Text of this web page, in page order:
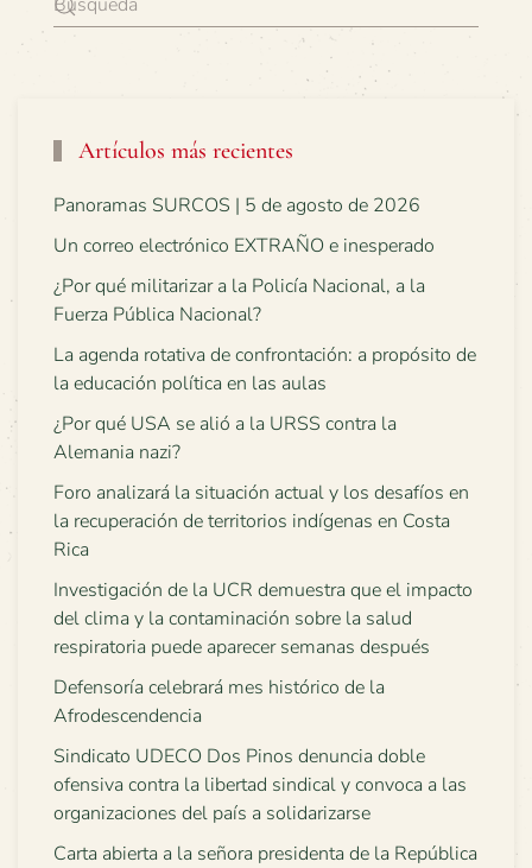
Artículos más recientes
Panoramas SURCOS | 5 de agosto de 2026
Un correo electrónico EXTRAÑO e inesperado
¿Por qué militarizar a la Policía Nacional, a la
Fuerza Pública Nacional?
La agenda rotativa de confrontación: a propósito de
la educación política en las aulas
¿Por qué USA se alió a la URSS contra la
Alemania nazi?
Foro analizará la situación actual y los desafíos en
la recuperación de territorios indígenas en Costa
Rica
Investigación de la UCR demuestra que el impacto
del clima y la contaminación sobre la salud
respiratoria puede aparecer semanas después
Defensoría celebrará mes histórico de la
Afrodescendencia
Sindicato UDECO Dos Pinos denuncia doble
ofensiva contra la libertad sindical y convoca a las
organizaciones del país a solidarizarse
Carta abierta a la señora presidenta de la República